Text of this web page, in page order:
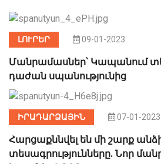
ԼՈՒՐԵՐ 09-01-2023
Մանրամասներ՝ Կապանում
դաժան սպանությունից
ԻՐԱԴԱՐՁԱՅԻՆ 07-01-2023
Հարցաքննվել են մի շարք
տեսագրությունները. Նոր